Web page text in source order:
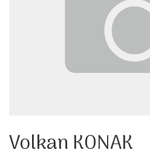
Volkan KONAK